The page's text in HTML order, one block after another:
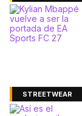
STREETWEAR